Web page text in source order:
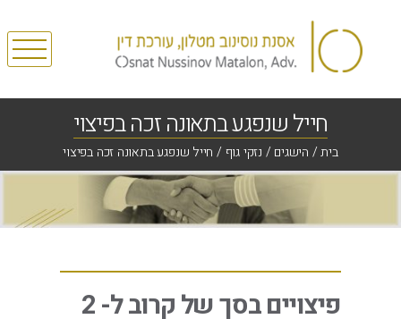
חייל שנפגע בתאונה זכה בפיצוי
בית/ הישגים/ נזקי גוף/ חייל שנפגע בתאונה זכה בפיצוי
פיצויים בסך של קרוב ל- 2